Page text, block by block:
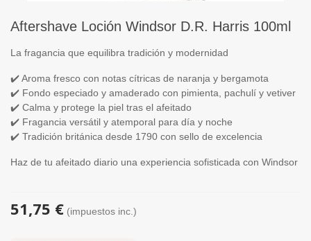
Aftershave Loción Windsor D.R. Harris 100ml
La fragancia que equilibra tradición y modernidad
✔️ Aroma fresco con notas cítricas de naranja y bergamota
✔️ Fondo especiado y amaderado con pimienta, pachulí y vetiver
✔️ Calma y protege la piel tras el afeitado
✔️ Fragancia versátil y atemporal para día y noche
✔️ Tradición británica desde 1790 con sello de excelencia
Haz de tu afeitado diario una experiencia sofisticada con Windsor
51,75 € (impuestos inc.)